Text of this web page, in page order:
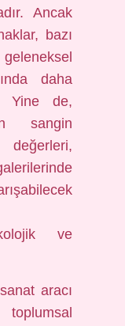
Ancak
bazı
daha
Yine de,
sangin
ve
aracı